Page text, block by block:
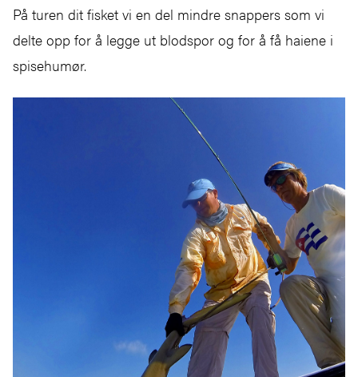
På turen dit fisket vi en del mindre snappers som vi
delte opp for å legge ut blodspor og for å få haiene i
spisehumør.